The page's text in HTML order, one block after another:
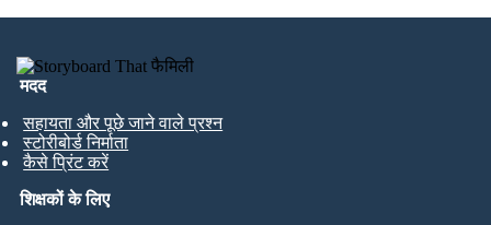
मदद
सहायता और पूछे जाने वाले प्रश्न
स्टोरीबोर्ड निर्माता
कैसे प्रिंट करें
शिक्षकों के लिए